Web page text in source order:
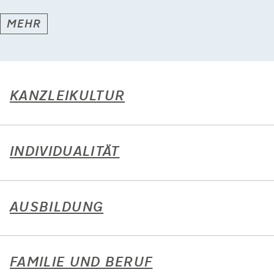
MEHR
KANZLEIKULTUR
INDIVIDUALITÄT
AUSBILDUNG
FAMILIE UND BERUF